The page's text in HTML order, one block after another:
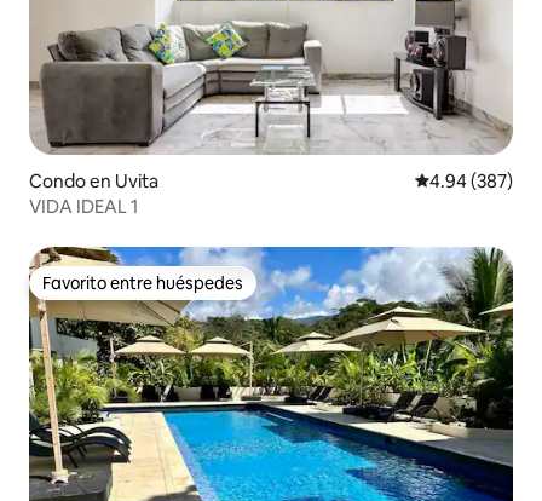
Condo en Uvita Calificación
4.94 (387)
VIDA IDEAL 1
Favorito entre huéspedes
Favorito entre huéspedes